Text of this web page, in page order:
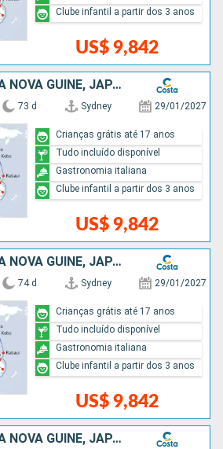
US$ 9,842
Clube infantil a partir dos 3 anos
AUSTRÁLIA, PAPUA NOVA GUINÉ, JAPÃO, TAIWAN, CHINA, VITENÃ, TAILÃNDIA, SINGAPURA, MALÁSIA, SRI LANKA, MAURICE, AFRICA DO SUL, NAMIBIA, CABO VERDE, ESPANHA, FRANCIA
73 d Sydney 29/01/2027
US$ 9,842
Crianças grátis até 17 anos
Tudo incluído disponível
Gastronomia italiana
Clube infantil a partir dos 3 anos
AUSTRÁLIA, PAPUA NOVA GUINÉ, JAPÃO, TAIWAN, CHINA, VITENÃ, TAILÃNDIA, SINGAPURA, MALÁSIA, SRI LANKA, MAURICE, AFRICA DO SUL, NAMIBIA, CABO VERDE, ESPANHA, FRANCIA, ITÁLIA
74 d Sydney 29/01/2027
US$ 9,842
Crianças grátis até 17 anos
Tudo incluído disponível
Gastronomia italiana
Clube infantil a partir dos 3 anos
AUSTRÁLIA, PAPUA NOVA GUINÉ, JAPÃO, TAIWAN, CHINA, VITENÃ, TAILÃNDIA, SINGAPURA, MALÁSIA, SRI LANKA, MAURICE, AFRICA DO SUL, NAMIBIA, CABO VERDE, ESPANHA, FRANCIA, ITÁLIA